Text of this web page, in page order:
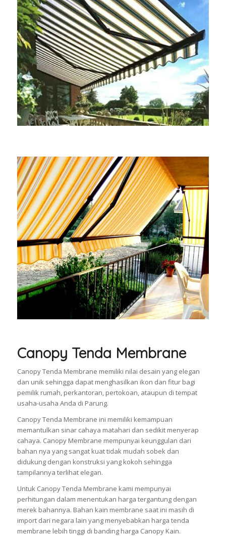
Canopy Tenda Membrane
Canopy Tenda Membrane memiliki nilai desain yang elegan
dan unik sehingga dapat menghasilkan ikon dan fitur bagi
pemilik rumah, perkantoran, pertokoan, ataupun di tempat
usaha-usaha Anda di Parung.
Canopy Tenda Membrane ini memiliki kemampuan
memantulkan sinar cahaya matahari dan sedikit menyerap
cahaya. Canopy Membrane mempunyai keunggulan dari
bahan nya yang sangat kuat tidak mudah sobek dan
didukung dengan konstruksi yang kokoh sehingga
tampilannya terlihat elegan.
Untuk Canopy Tenda Membrane kami mempunyai
perhitungan dalam menentukan harga tergantung dengan
merek bahannya. Bahan kain membrane saat ini masih di
import dari negara lain yang menyebabkan harga tenda
membrane lebih tinggi di banding harga Canopy Kain.